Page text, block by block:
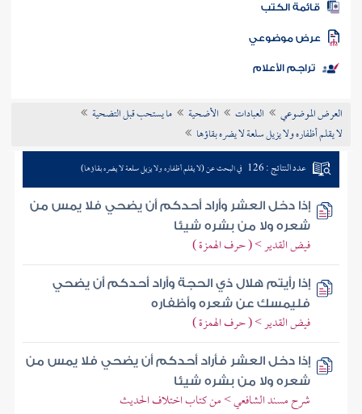
المكتبة
الكتب
موضوعي
تراجم الأعلام
العرض الموضوعي العبادات الأضحية
ما يستحب قبل التضحية
لا يقلم أظفاره ولا يزيل سلعة لا يضره بقاؤها
عدد النتائج : 126 في البحث عن (لا يقلم أظفاره ولا يزيل سلعة لا يضره بقاؤها)
إذا دخل العشر وأراد أحدكم أن يضحي فلا يمس من
شعره ولا من بشره شيئا
فيض القدير > ( حرف الهمزة )
إذا رأيتم هلال ذي الحجة وأراد أحدكم أن يضحي
فليمسك عن شعره وأظفاره
فيض القدير > ( حرف الهمزة )
إذا دخل العشر فأراد أحدكم أن يضحي فلا يمس من
شعره ولا من بشره شيئا
شرح مسند الشافعي > من كتاب اختلاف الحديث